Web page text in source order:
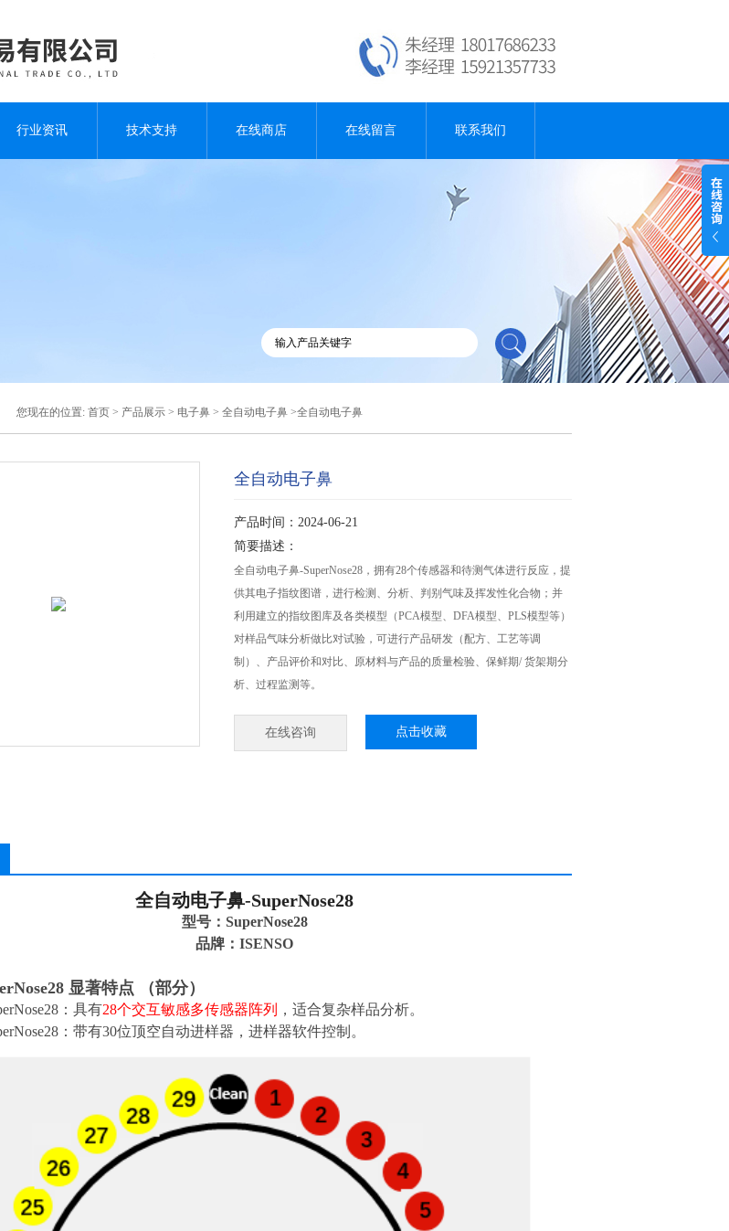
行业资讯 技术支持 在线商店 在线留言 联系我们
您现在的位置: 首页 > 产品展示 > 电子鼻 > 全自动电子鼻 >全自动电子鼻
全自动电子鼻
产品时间：2024-06-21
简要描述：
全自动电子鼻-SuperNose28，拥有28个传感器和待测气体进行反应，提
供其电子指纹图谱，进行检测、分析、判别气味及挥发性化合物；并
利用建立的指纹图库及各类模型（PCA模型、DFA模型、PLS模型等）
对样品气味分析做比对试验，可进行产品研发（配方、工艺等调
制）、产品评价和对比、原材料与产品的质量检验、保鲜期/ 货架期分
析、过程监测等。
在线咨询 点击收藏
全自动电子鼻-SuperNose28
型号：SuperNose28
品牌：ISENSO
显著特点 （部分）
：具有28个交互敏感多传感器阵列
，适合复杂样品分析。
：带有30位顶空自动进样器，进样器软件控制。